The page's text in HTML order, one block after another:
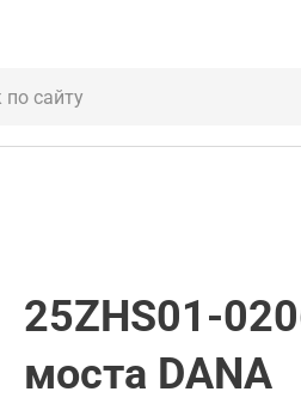
25ZHS01-
моста DANA